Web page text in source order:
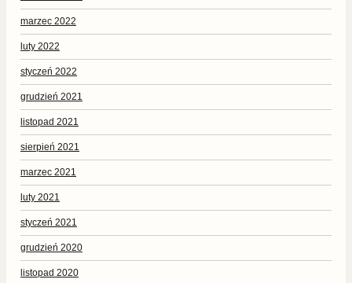
marzec 2022
luty 2022
styczeń 2022
grudzień 2021
listopad 2021
sierpień 2021
marzec 2021
luty 2021
styczeń 2021
grudzień 2020
listopad 2020